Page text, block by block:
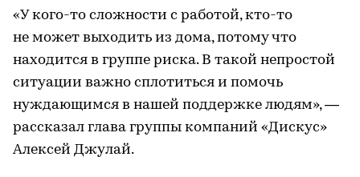
«У кого-то сложности с работой, кто-то
не может выходить из дома, потому что
находится в группе риска. В такой непростой
ситуации важно сплотиться и помочь
нуждающимся в нашей поддержке людям», —
рассказал глава группы компаний «Дискус»
Алексей Джулай.